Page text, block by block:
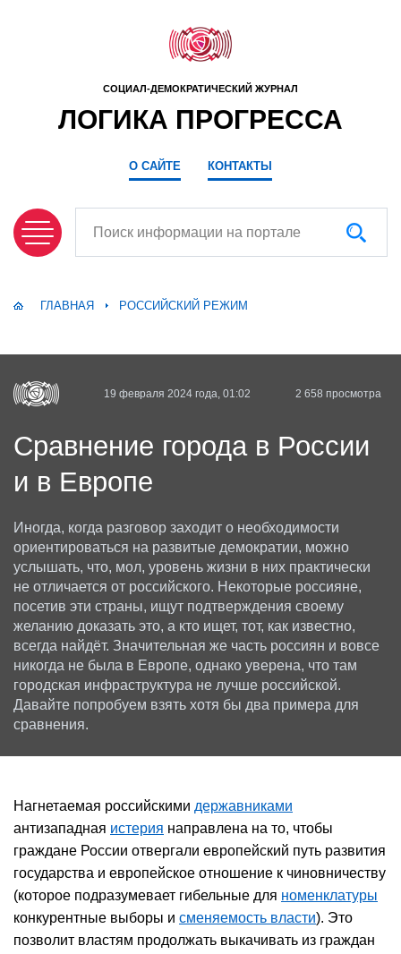
О САЙТЕ КОНТАКТЫ
СОЦИАЛ-ДЕМОКРАТИЧЕСКИЙ ЖУРНАЛ
ЛОГИКА ПРОГРЕССА
ГЛАВНАЯ РОССИЙСКИЙ РЕЖИМ
19 февраля 2024 года, 01:02 2 658 просмотра
Сравнение города в России
и в Европе
Иногда, когда разговор заходит о необходимости
ориентироваться на развитые демократии, можно
услышать, что, мол, уровень жизни в них практически
не отличается от российского. Некоторые россияне,
посетив эти страны, ищут подтверждения своему
желанию доказать это, а кто ищет, тот, как известно,
всегда найдёт. Значительная же часть россиян и вовсе
никогда не была в Европе, однако уверена, что там
городская инфраструктура не лучше российской.
Давайте попробуем взять хотя бы два примера для
сравнения.
Нагнетаемая российскими державниками
антизападная истерия направлена на то, чтобы
граждане России отвергали европейский путь развития
государства и европейское отношение к чиновничеству
(которое подразумевает гибельные для номенклатуры
конкурентные выборы и сменяемость власти). Это
позволит властям продолжать выкачивать из граждан